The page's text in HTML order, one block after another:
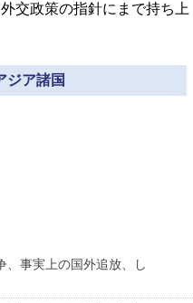
交政策の指針にまで持ち上
ジア諸国
、事実上の国外追放、し